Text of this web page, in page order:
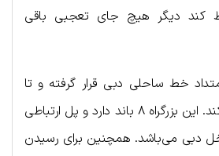
کند دیگر هیچ جای تعجبی باقی
خط ساحلی دبی قرار گرفته و تا
ابوظبی ادامه پیدا می‌کند. این بزرگراه ۸ باند دارد و پل ارتباطی
دبی می‌باشد. همچنین برای رسیدن